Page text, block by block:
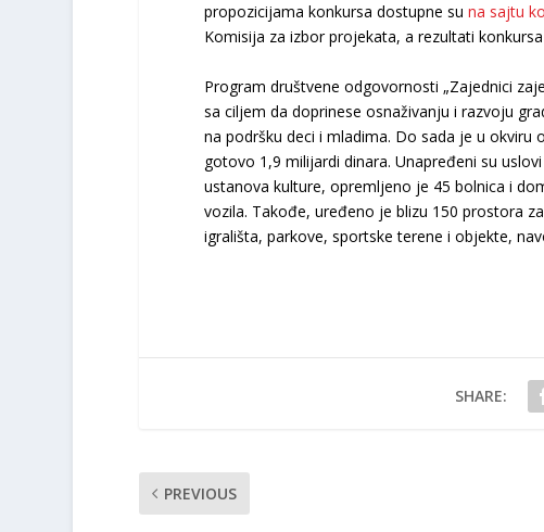
propozicijama konkursa dostupne su na sajtu
Komisija za izbor projekata, a rezultati
Program društvene odgovornosti „Zajednici
sa ciljem da doprinese osnaživanju i razvoju
na podršku deci i mladima. Do sada je u
gotovo 1,9 milijardi dinara. Unapređeni su
ustanova kulture, opremljeno je 45 bolnica i
vozila. Takođe, uređeno je blizu 150 prostora
igrališta, parkove, sportske terene i objekte,
SHARE:
PREVIOUS